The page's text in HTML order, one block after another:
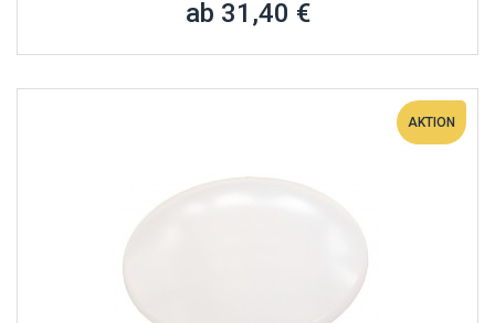
ab 31,40 €
AKTION